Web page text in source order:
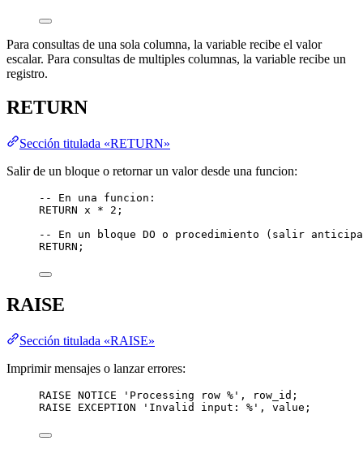
Para consultas de una sola columna, la variable recibe el valor
escalar. Para consultas de multiples columnas, la variable recibe un
registro.
RETURN
Sección titulada «RETURN»
Salir de un bloque o retornar un valor desde una funcion:
-- En una funcion:
RETURN x * 2 ;
-- En un bloque DO o procedimiento (salir
RETURN ;
RAISE
Sección titulada «RAISE»
Imprimir mensajes o lanzar errores:
RAISE NOTICE ' Processing row % ' , row_id;
RAISE EXCEPTION
' Invalid input: % ' , value ;